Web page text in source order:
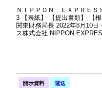
ＮＩＰＰＯＮ ＥＸＰＲＥＳ
3 【表紙】 【提出書類】 【
関東財務局長 2022年8月10
ス株式会社 NIPPON
開示資料 運送